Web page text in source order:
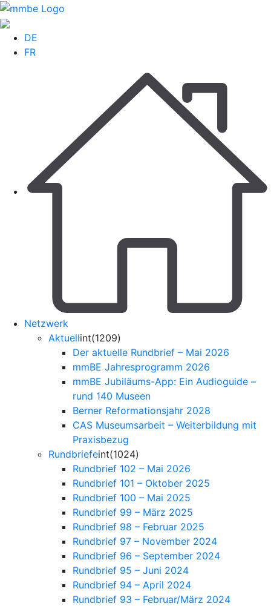
DE
FR
Netzwerk
Aktuellint(1209)
Der aktuelle Rundbrief – Mai 2026
mmBE Jahresprogramm 2026
mmBE Jubiläums-App: Ein Audioguide –
rund 140 Museen
Berner Reformationsjahr 2028
CAS Museumsarbeit – Weiterbildung mit
Praxisbezug
Rundbriefeint(1024)
Rundbrief 102 – Mai 2026
Rundbrief 101 – Oktober 2025
Rundbrief 100 – Mai 2025
Rundbrief 99 – März 2025
Rundbrief 98 – Februar 2025
Rundbrief 97 – November 2024
Rundbrief 96 – September 2024
Rundbrief 95 – Juni 2024
Rundbrief 94 – April 2024
Rundbrief 93 – Februar/März 2024